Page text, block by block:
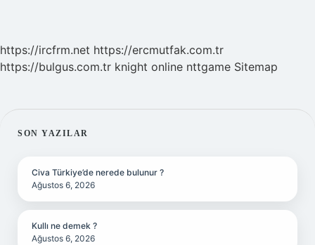
https://ircfrm.net https://ercmutfak.com.tr
https://bulgus.com.tr knight online nttgame Sitemap
SIDEBAR
SON YAZILAR
Civa Türkiye’de nerede bulunur ?
Ağustos 6, 2026
Kullı ne demek ?
Ağustos 6, 2026